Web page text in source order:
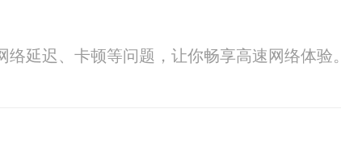
延迟、卡顿等问题，让你畅享高速网络体验。